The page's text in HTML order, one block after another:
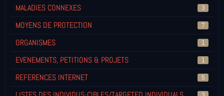
MALADIES CONNEXES 3
MOYENS DE PROTECTION 7
ORGANISMES 1
EVENEMENTS, PETITIONS & PROJETS 1
REFERENCES INTERNET 5